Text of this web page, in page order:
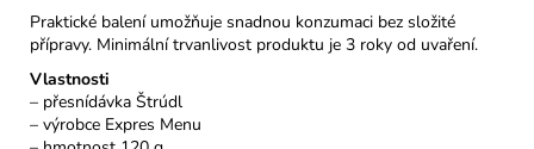
Praktické balení umožňuje snadnou konzumaci bez složité
přípravy. Minimální trvanlivost produktu je 3 roky od uvaření.
Vlastnosti
– přesnídávka Štrúdl
– výrobce Expres Menu